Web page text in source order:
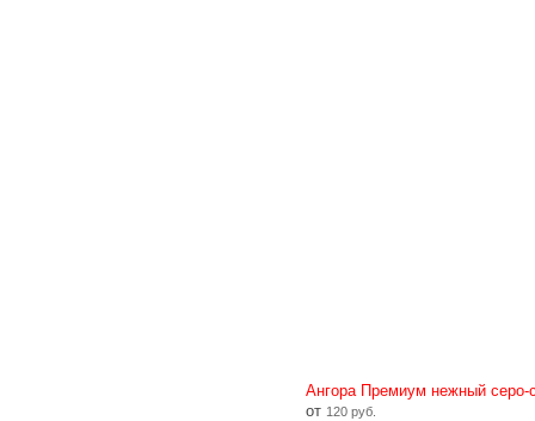
Ангора Премиум нежный серо-
от 120 руб.